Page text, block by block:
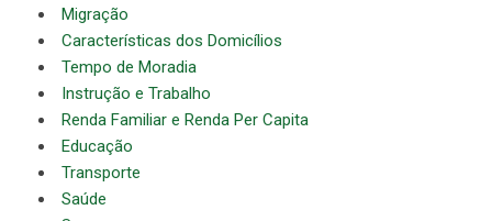
Migração
Características dos Domicílios
Tempo de Moradia
Instrução e Trabalho
Renda Familiar e Renda Per Capita
Educação
Transporte
Saúde